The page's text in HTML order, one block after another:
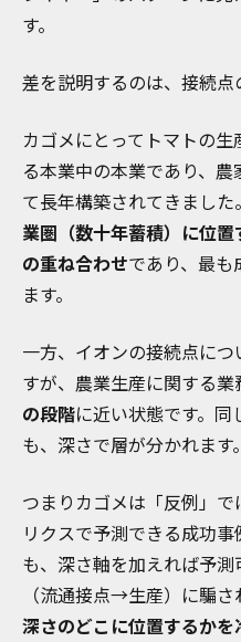
す。
差を説明するのは、接続点
カゴメにとってトマトの
る本業中の本業であり、
て長年構築されてきまし
業圏（数十年蓄積）に位
の重ね合わせであり、最も
ます。
一方、イオンの接続点に
すが、農業生産に関する業
の段階に近い状態です。
も、深さで層が分かれます。
つまりカゴメは「反例」
リクスで予測できる成功
も、深さ軸を加えれば予
（流通接点→生産）に騙さ
深さのどこに位置するか